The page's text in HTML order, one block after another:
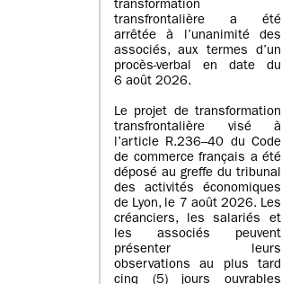
transformation
transfrontalière a été
arrêtée à l’unanimité des
associés, aux termes d’un
procès-verbal en date du
6 août 2026.
Le projet de transformation
transfrontalière visé à
l’article R.236–40 du Code
de commerce français a été
déposé au greffe du tribunal
des activités économiques
de Lyon, le 7 août 2026. Les
créanciers, les salariés et
les associés peuvent
présenter leurs
observations au plus tard
cinq (5) jours ouvrables